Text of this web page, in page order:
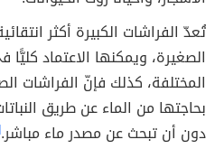
تُعدّ الفراشات الكبيرة أكثر
الصغيرة، ويمكنها الاعتماد
المختلفة، كذلك فإنّ الفراشات
بحاجتها من الماء عن طريق
دون أن تبحث عن مصدر ماء مباشر.